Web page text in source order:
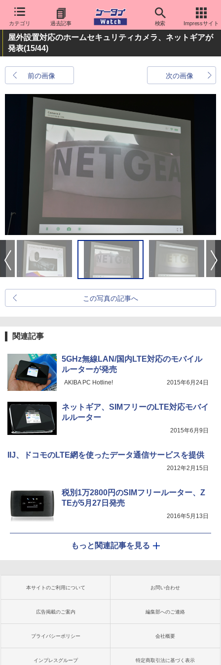
カテゴリ 過去記事 検索 Impressサイト
屋外設置対応のホームセキュリティカメラ、ネットギアが
発表(15/44)
前の画像 次の画像
この写真の記事へ
関連記事
5GHz無線LAN/国内LTE対応のモバイル
ルーターが発売
AKIBA PC Hotline! 2015年6月24日
ネットギア、SIMフリーのLTE対応モバイ
ルルーター
2015年6月9日
IIJ、ドコモのLTE網を使ったデータ通信サービスを提供
2012年2月15日
税別1万2800円のSIMフリールーター、Z
TEが5月27日発売
2016年5月13日
もっと関連記事を見る
本サイトのご利用について お問い合わせ
広告掲載のご案内 編集部へのご連絡
プライバシーポリシー 会社概要
インプレスグループ 特定商取引法に基づく表示